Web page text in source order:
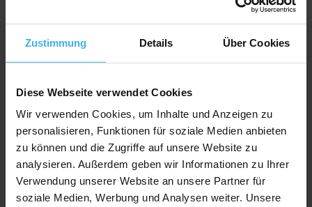
Zustimmung Details Über Cookies
Diese Webseite verwendet Cookies
Wir verwenden Cookies, um Inhalte und Anzeigen zu
personalisieren, Funktionen für soziale Medien anbieten
zu können und die Zugriffe auf unsere Website zu
analysieren. Außerdem geben wir Informationen zu Ihrer
Verwendung unserer Website an unsere Partner für
soziale Medien, Werbung und Analysen weiter. Unsere